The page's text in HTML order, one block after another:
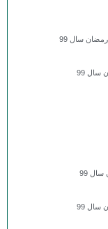
سال 99
99
99
99